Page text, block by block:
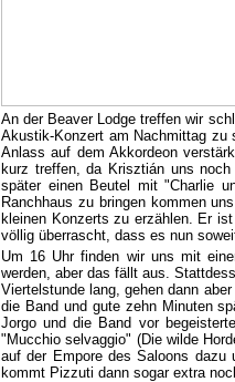
An der Beaver Lodge treffen wir
Akustik-Konzert am Nachmittag zu
Anlass auf dem Akkordeon
kurz treffen, da Krisztián uns
später einen Beutel mit "Charlie
Ranchhaus zu bringen kommen
kleinen Konzerts zu erzählen. Er
völlig überrascht, dass es nun
Um 16 Uhr finden wir uns mit
werden, aber das fällt aus.
Viertelstunde lang, gehen dann
die Band und gute zehn Minuten
Jorgo und die Band vor
"Mucchio selvaggio" (Die wilde
auf der Empore des Saloons dazu
kommt Pizzuti dann sogar extra